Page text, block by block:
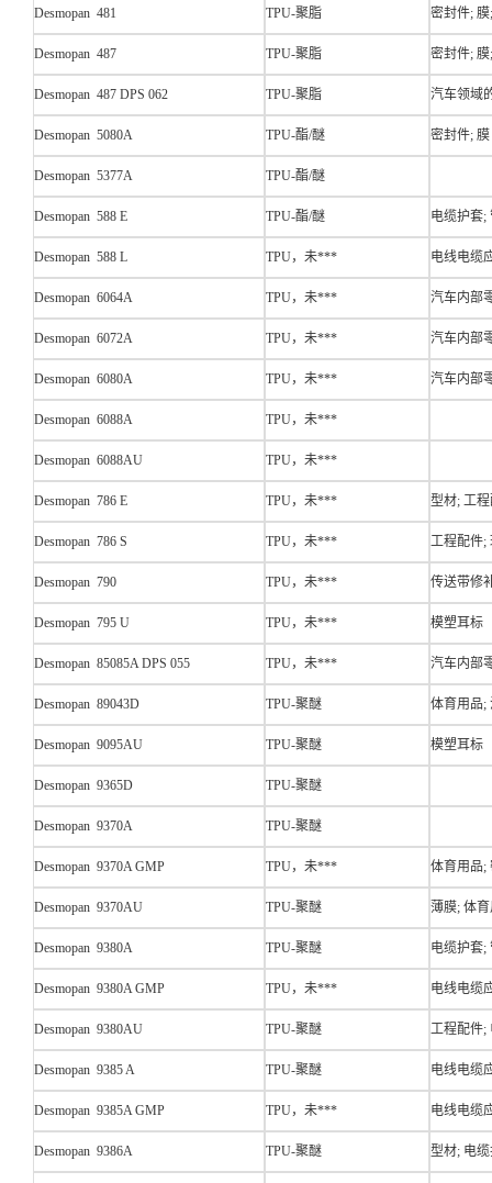
Desmopan 481 TPU-聚脂 密封件;
Desmopan 487 TPU-聚脂 密封件;
Desmopan 487 DPS 062 TPU-聚脂 汽车领域
Desmopan 5080A TPU-酯/醚 密封件; 膜
Desmopan 5377A TPU-酯/醚
Desmopan 588 E TPU-酯/醚 电缆护套;
Desmopan 588 L TPU，未*** 电线电缆
Desmopan 6064A TPU，未*** 汽车内部
Desmopan 6072A TPU，未*** 汽车内部
Desmopan 6080A TPU，未*** 汽车内部
Desmopan 6088A TPU，未***
Desmopan 6088AU TPU，未***
Desmopan 786 E TPU，未*** 型材; 工
Desmopan 786 S TPU，未*** 工程配件;
Desmopan 790 TPU，未*** 传送带修
Desmopan 795 U TPU，未*** 模塑耳标
Desmopan 85085A DPS 055 TPU，未*** 汽车内部
Desmopan 89043D TPU-聚醚 体育用品;
Desmopan 9095AU TPU-聚醚 模塑耳标
Desmopan 9365D TPU-聚醚
Desmopan 9370A TPU-聚醚
Desmopan 9370A GMP TPU，未*** 体育用品;
Desmopan 9370AU TPU-聚醚 薄膜; 体
Desmopan 9380A TPU-聚醚 电缆护套;
Desmopan 9380A GMP TPU，未*** 电线电缆
Desmopan 9380AU TPU-聚醚 工程配件;
Desmopan 9385 A TPU-聚醚 电线电缆
Desmopan 9385A GMP TPU，未*** 电线电缆
Desmopan 9386A TPU-聚醚 型材; 电